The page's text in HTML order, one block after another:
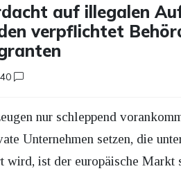
auf illegalen
verpflichtet
40
nur schleppend
Unternehmen setzen, die
ist der europäische